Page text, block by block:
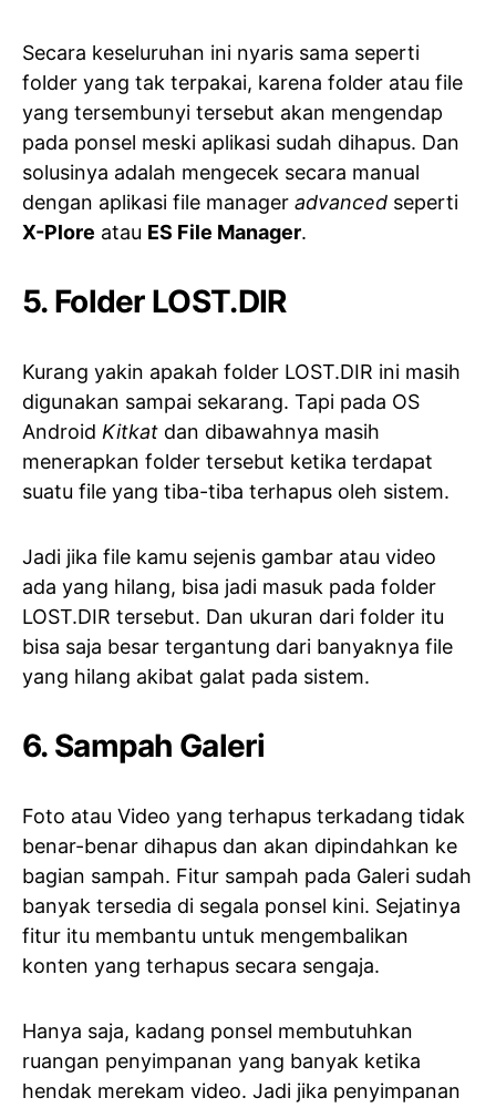
Secara keseluruhan ini nyaris sama seperti
folder yang tak terpakai, karena folder atau file
yang tersembunyi tersebut akan mengendap
pada ponsel meski aplikasi sudah dihapus. Dan
solusinya adalah mengecek secara manual
dengan aplikasi file manager advanced seperti
X-Plore atau ES File Manager.
5. Folder LOST.DIR
Kurang yakin apakah folder LOST.DIR ini masih
digunakan sampai sekarang. Tapi pada OS
Android Kitkat dan dibawahnya masih
menerapkan folder tersebut ketika terdapat
suatu file yang tiba-tiba terhapus oleh sistem.
Jadi jika file kamu sejenis gambar atau video
ada yang hilang, bisa jadi masuk pada folder
LOST.DIR tersebut. Dan ukuran dari folder itu
bisa saja besar tergantung dari banyaknya file
yang hilang akibat galat pada sistem.
6. Sampah Galeri
Foto atau Video yang terhapus terkadang tidak
benar-benar dihapus dan akan dipindahkan ke
bagian sampah. Fitur sampah pada Galeri sudah
banyak tersedia di segala ponsel kini. Sejatinya
fitur itu membantu untuk mengembalikan
konten yang terhapus secara sengaja.
Hanya saja, kadang ponsel membutuhkan
ruangan penyimpanan yang banyak ketika
hendak merekam video. Jadi jika penyimpanan